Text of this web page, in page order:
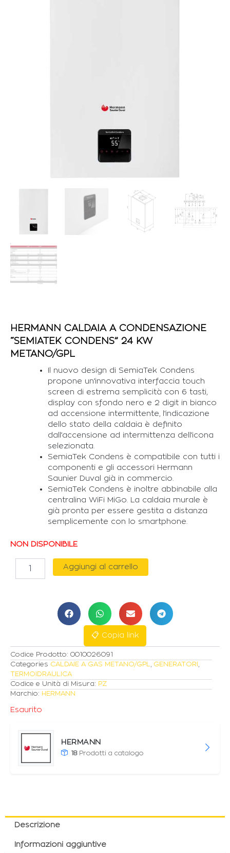
HERMANN CALDAIA A CONDENSAZIONE
“SEMIATEK CONDENS” 24 KW
METANO/GPL
Il nuovo design di SemiaTek Condens
propone un’innovativa interfaccia touch
screen di estrema semplicità con 6 tasti,
display con sfondo nero e 2 digit in bianco
ad accensione intermittente, l’indicazione
dello stato della caldaia è definito
dall’accensione ad intermittenza dell’icona
selezionata.
SemiaTek Condens è compatibile con tutti i
componenti e gli accessori Hermann
Saunier Duval già in commercio.
SemiaTek Condens è inoltre abbinabile alla
centralina WiFi MiGo. La caldaia murale è
già pronta per essere gestita a distanza
semplicemente con lo smartphone.
NON DISPONIBILE
CALDAIA
METANO/GPL
quantità
Aggiungi al carrello
📋 Copia link
Codice Prodotto: 0010026091
Categories CALDAIE A GAS METANO/GPL, GENERATORI ,
TERMOIDRAULICA
Codice e Unità di Misura: PZ
Marchio: HERMANN
Esaurito
HERMANN
18 Prodotti a catalogo
Descrizione
Informazioni aggiuntive